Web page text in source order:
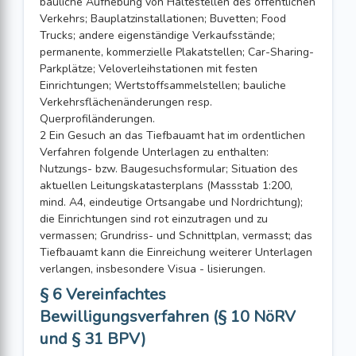
Verkehrs; Bauplatzinstallationen; Buvetten; Food
Trucks; andere eigenständige Verkaufsstände;
permanente, kommerzielle Plakatstellen; Car-Sharing-
Parkplätze; Veloverleihstationen mit festen
Einrichtungen; Wertstoffsammelstellen; bauliche
Verkehrsflächenänderungen resp.
Querprofiländerungen.
2 Ein Gesuch an das Tiefbauamt hat im ordentlichen
Verfahren folgende Unterlagen zu enthalten:
Nutzungs- bzw. Baugesuchsformular; Situation des
aktuellen Leitungskatasterplans (Massstab 1:200,
mind. A4, eindeutige Ortsangabe und Nordrichtung);
die Einrichtungen sind rot einzutragen und zu
vermassen; Grundriss- und Schnittplan, vermasst; das
Tiefbauamt kann die Einreichung weiterer Unterlagen
verlangen, insbesondere Visua - lisierungen.
§ 6 Vereinfachtes
Bewilligungsverfahren (§ 10 NöRV
und § 31 BPV)